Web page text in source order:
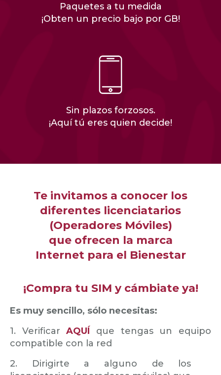
Paquetes a tu medida
¡Obten un precio bajo por GB!
Sin plazos forzosos.
¡Aquí tú eres quien decide!
Te invitamos a conocer los
diferentes licenciatarios
(Operadores Móviles)
que ofrecen la marca
Internet para el Bienestar
¡Compra tu SIM y cámbiate ya!
Es muy sencillo, sólo necesitas:
1. VerificarAQUÍ que tengas un equipo
compatible con la red
2. Dirigirte a alguno de los